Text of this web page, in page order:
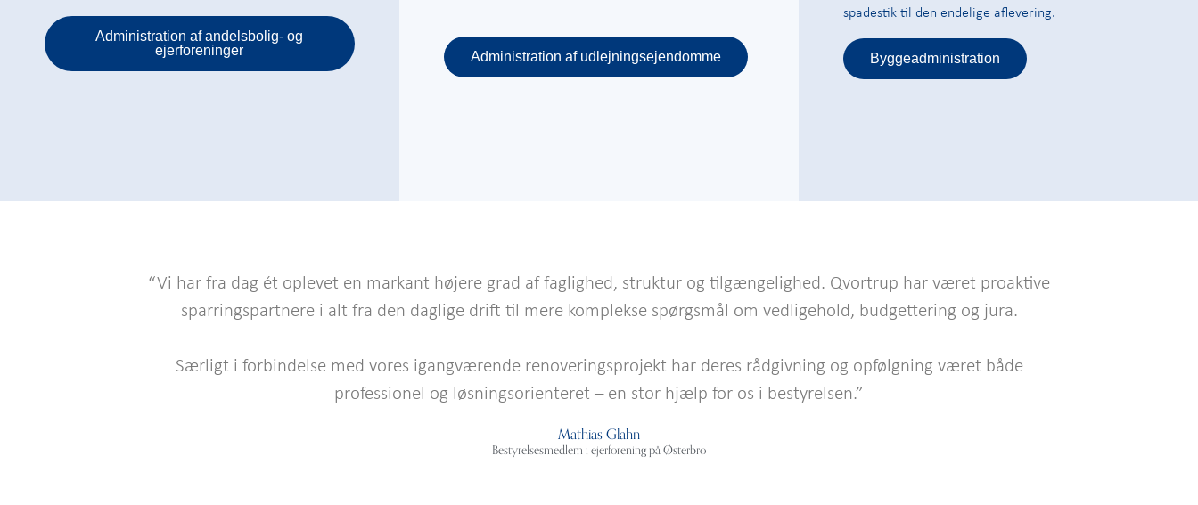
Administration af andelsbolig- og
ejerforeninger
Administration af udlejningsejendomme
spadestik til den endelige aflevering.
Byggeadministration
“Vi har fra dag ét oplevet en markant højere grad af faglighed, struktur og tilgængelighed. Qvortrup har været proaktive
sparringspartnere i alt fra den daglige drift til mere komplekse spørgsmål om vedligehold, budgettering og jura.
Særligt i forbindelse med vores igangværende renoveringsprojekt har deres rådgivning og opfølgning været både
professionel og løsningsorienteret – en stor hjælp for os i bestyrelsen.”
Mathias Glahn
Bestyrelsesmedlem i ejerforening på Østerbro